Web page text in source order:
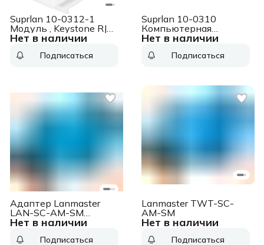
Нет в наличии
Suprlan 10-0312-1
Модуль , Keystone RJ45
1 кат.5E UTP
Подписаться
Нет в наличии
Suprlan 10-0310
Компьютерная
розетка 8P8C (RJ-45),
Подписаться
Нет в наличии
Адаптер Lanmaster
LAN-SC-AM-SM
проходн.SC 9/125
Подписаться
Нет в наличии
Lanmaster TWT-SC-
AM-SM
Подписаться